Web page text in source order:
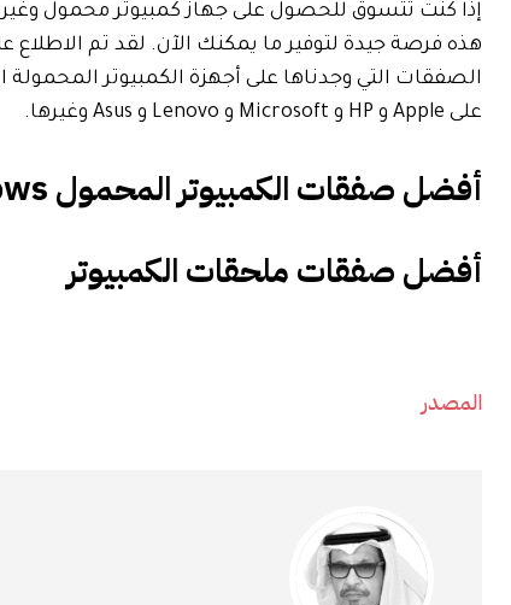
إذا كنت تتسوق للحصول على جهاز كمبيوتر محمول وغير
هذه فرصة جيدة لتوفير ما يمكنك الآن. لقد تم
الصفقات التي وجدناها على أجهزة الكمبيوتر
على Apple و HP و Microsoft و Lenovo و Asus وغيرها.
أفضل صفقات الكمبيوتر المحمول Windows
أفضل صفقات ملحقات الكمبيوتر
المصدر